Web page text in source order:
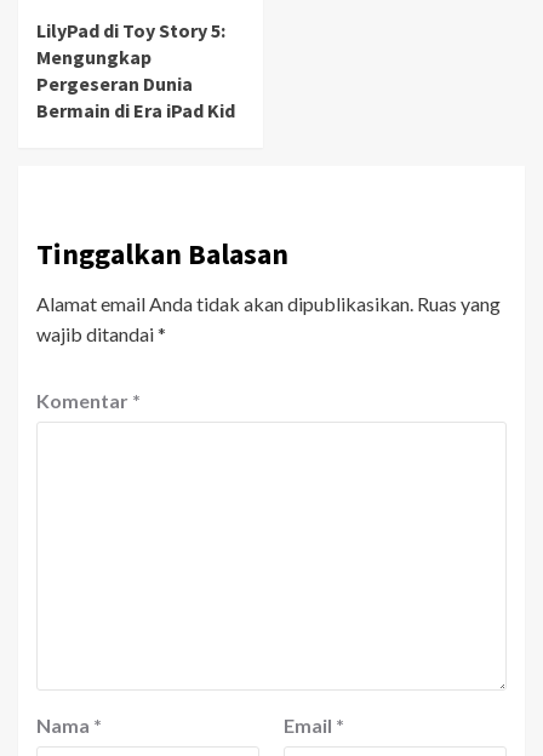
LilyPad di Toy Story 5:
Mengungkap
Pergeseran Dunia
Bermain di Era iPad Kid
Tinggalkan Balasan
Alamat email Anda tidak akan dipublikasikan. Ruas yang
wajib ditandai*
Komentar *
Nama * Email *